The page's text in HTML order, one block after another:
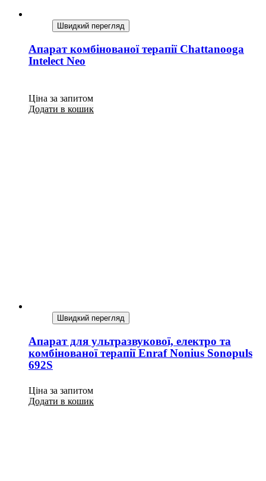
Швидкий перегляд
Апарат комбінованої терапії Chattanooga
Intelect Neo
Ціна за запитом
Додати в кошик
Швидкий перегляд
Апарат для ультразвукової, електро та
комбінованої терапії Enraf Nonius Sonopuls
692S
Ціна за запитом
Додати в кошик